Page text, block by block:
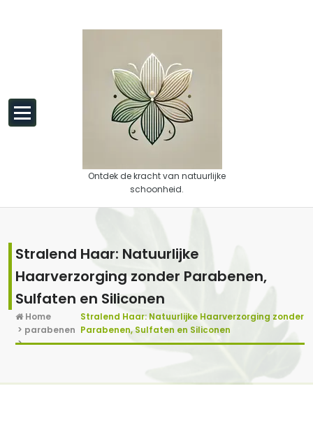
Ontdek de kracht van natuurlijke
schoonheid.
Stralend Haar: Natuurlijke
Haarverzorging zonder Parabenen,
Sulfaten en Siliconen
Home
> parabenen
>
Stralend Haar: Natuurlijke Haarverzorging zonder
Parabenen, Sulfaten en Siliconen